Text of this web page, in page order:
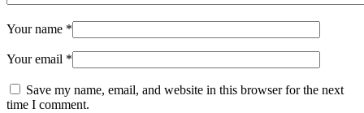
Your name *
Your email *
Save my name, email, and website in this browser for the next
time I comment.